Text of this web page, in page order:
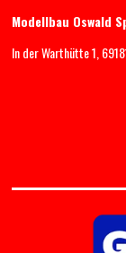
Modellbau Oswald
In der Warthütte 1,